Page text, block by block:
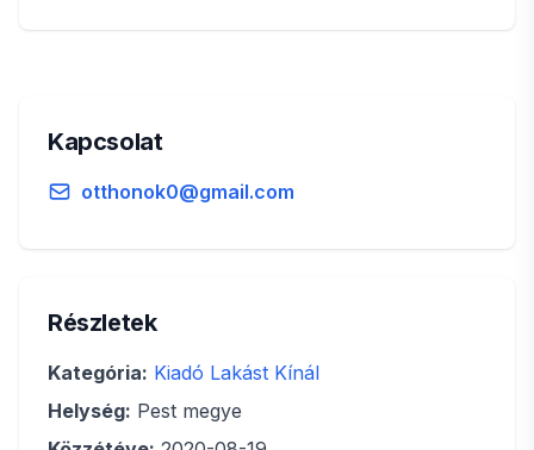
Kapcsolat
otthonok0@gmail.com
Részletek
Kategória: Kiadó Lakást Kínál
Helység: Pest megye